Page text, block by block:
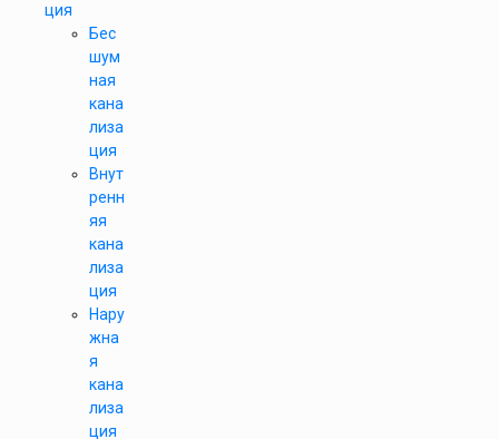
ция
Бес
шум
ная
кана
лиза
ция
Внут
ренн
яя
кана
лиза
ция
Нару
жна
я
кана
лиза
ция